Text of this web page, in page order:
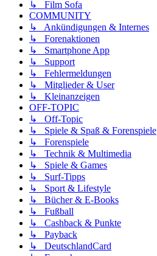
↳ Film Sofa
COMMUNITY
↳ Ankündigungen & Internes
↳ Forenaktionen
↳ Smartphone App
↳ Support
↳ Fehlermeldungen
↳ Mitglieder & User
↳ Kleinanzeigen
OFF-TOPIC
↳ Off-Topic
↳ Spiele & Spaß & Forenspiele
↳ Forenspiele
↳ Technik & Multimedia
↳ Spiele & Games
↳ Surf-Tipps
↳ Sport & Lifestyle
↳ Bücher & E-Books
↳ Fußball
↳ Cashback & Punkte
↳ Payback
↳ DeutschlandCard